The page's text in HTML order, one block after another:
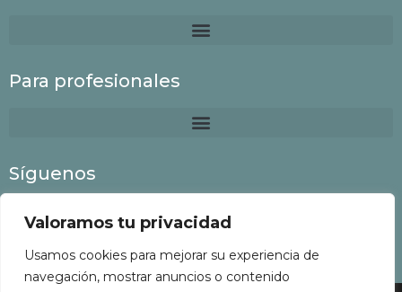
Valoramos tu privacidad
Usamos cookies para mejorar su experiencia de
navegación, mostrar anuncios o contenido
Para profesionales
Síguenos